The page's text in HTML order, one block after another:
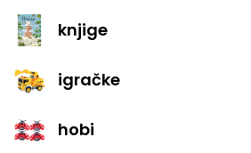
knjige
igračke
hobi